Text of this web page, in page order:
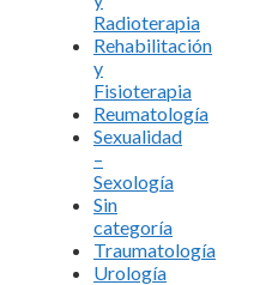
Radioterapia
Rehabilitación
y
Fisioterapia
Reumatología
Sexualidad
–
Sexología
Sin
categoría
Traumatología
Urología